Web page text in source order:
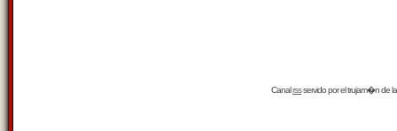
Canalrssservido por eltrujam�nde